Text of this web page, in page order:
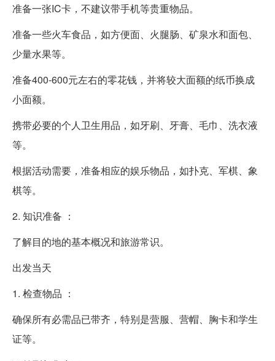
准备一张IC卡，不建议带手机等贵重物品。
准备一些火车食品，如方便面、火腿肠、矿泉水和面包、
少量水果等。
准备400-600元左右的零花钱，并将较大面额的纸币换成
小面额。
携带必要的个人卫生用品，如牙刷、牙膏、毛巾、洗衣液
等。
根据活动需要，准备相应的娱乐物品，如扑克、军棋、象
棋等。
2. 知识准备 ：
了解目的地的基本概况和旅游常识。
出发当天
1. 检查物品 ：
确保所有必需品已带齐，特别是营服、营帽、胸卡和学生
证等。